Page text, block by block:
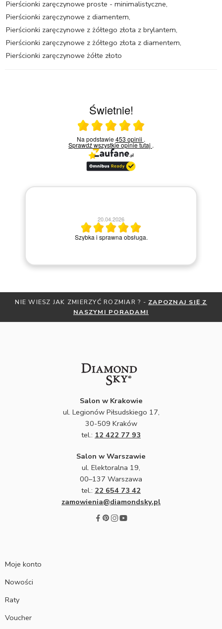
Pierścionki zaręczynowe proste - minimalistyczne,
Pierścionki zaręczynowe z diamentem,
Pierścionki zaręczynowe z żółtego złota z brylantem,
Pierścionki zaręczynowe z żółtego złota z diamentem,
Pierścionki zaręczynowe żółte złoto
Świetnie!
Ocena średnia 5 na 5
Na podstawie453 opinii .
Sprawdź wszystkie opinietutaj .
20.04.2026
Szybka i sprawna obsługa.
NIE WIESZ JAK ZMIERZYĆ ROZMIAR ? -ZAPOZNAJ SIĘ Z
NASZYMI PORADAMI
Salon w Krakowie
ul. Legionów Piłsudskiego 17,
30-509 Kraków
tel.: 12 422 77 93
Salon w Warszawie
ul. Elektoralna 19,
00–137 Warszawa
tel.: 22 654 73 42
zamowienia@diamondsky.pl
Moje konto
Nowości
Raty
Voucher